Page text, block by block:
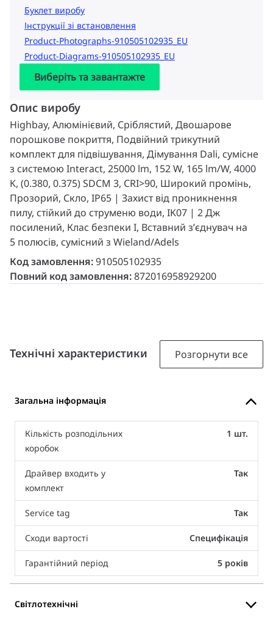
Буклет виробу
Інструкції зі встановлення
Product-Photographs-910505102935_EU
Product-Diagrams-910505102935_EU
Виберіть та завантажте
Опис виробу
Highbay, Алюмінієвий, Сріблястий, Двошарове
порошкове покриття, Подвійний трикутний
комплект для підвішування, Дімування Dali, сумісне
з системою Interact, 25000 lm, 152 W, 165 lm/W, 4000
K, (0.380, 0.375) SDCM 3, CRI>90, Широкий промінь,
Прозорий, Скло, IP65 | Захист від проникнення
пилу, стійкий до струменю води, IK07 | 2 Дж
посилений, Клас безпеки I, Вставний з’єднувач на
5 полюсів, сумісний з Wieland/Adels
Код замовлення:910505102935
Повний код замовлення:872016958929200
Технічні характеристики Розгорнути все
Загальна інформація
Кількість розподільних
коробок
1 шт.
Драйвер входить у
комплект
Так
Service tag Так
Сходи вартості Специфікація
Гарантійний період 5 років
Світлотехнічні